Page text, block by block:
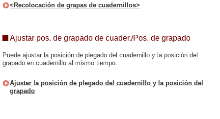
<Recolocación de grapas de cuadernillos>
Ajustar pos. de grapado de cuader./Pos. de grapado
Puede ajustar la posición de plegado del cuadernillo y la posición del
grapado en cuadernillo al mismo tiempo.
Ajustar la posición de plegado del cuadernillo y la posición del
grapado